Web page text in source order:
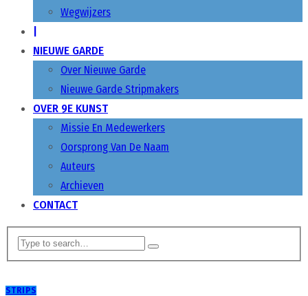
Wegwijzers
NIEUWE GARDE
Over Nieuwe Garde
Nieuwe Garde Stripmakers
OVER 9E KUNST
Missie En Medewerkers
Oorsprong Van De Naam
Auteurs
Archieven
CONTACT
STRIPS